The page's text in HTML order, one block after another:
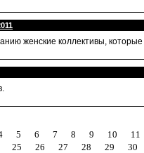
женские коллективы,
5 6 7 8 9 10 11
25 26 27 28 29 30